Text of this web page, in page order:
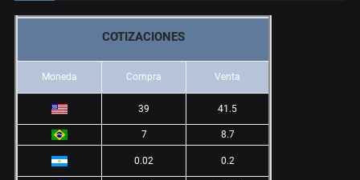
COTIZACIONES
Moneda Compra Venta
39 41.5
7 8.7
0.02 0.2